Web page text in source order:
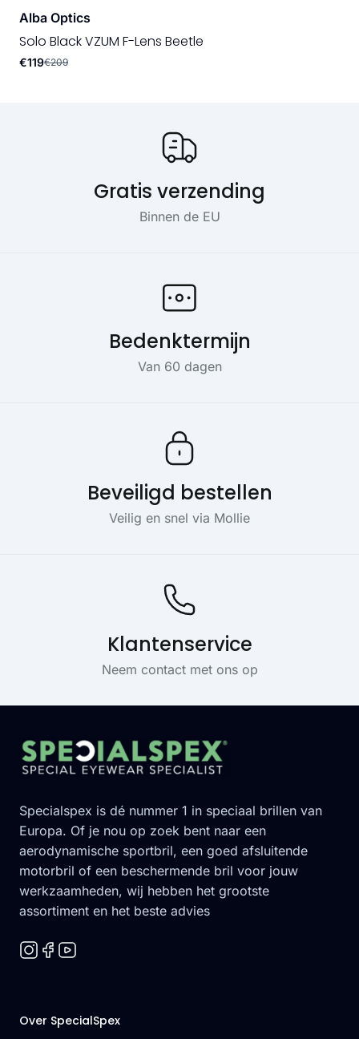
Alba Optics
Solo Black VZUM F-Lens Beetle
€119€209
Gratis verzending
Binnen de EU
Bedenktermijn
Van 60 dagen
Beveiligd bestellen
Veilig en snel via Mollie
Klantenservice
Neem contact met ons op
Specialspex is dé nummer 1 in speciaal brillen van
Europa. Of je nou op zoek bent naar een
aerodynamische sportbril, een goed afsluitende
motorbril of een beschermende bril voor jouw
werkzaamheden, wij hebben het grootste
assortiment en het beste advies
Over SpecialSpex